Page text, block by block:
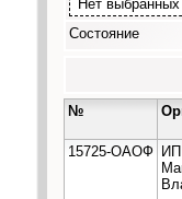
Нет
Состояние
№
15725-ОАОФ ИП